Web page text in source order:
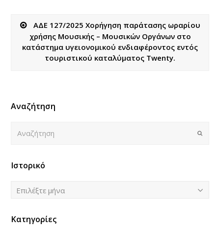
ΑΔΕ 127/2025 Χορήγηση παράτασης ωραρίου
χρήσης Μουσικής – Μουσικών Οργάνων στο
κατάστημα υγειονομικού ενδιαφέροντος εντός
τουριστικού καταλύματος Twenty.
Αναζήτηση
Submit
Ιστορικό
Ιστορικό
Επιλέξτε μήνα
Κατηγορίες